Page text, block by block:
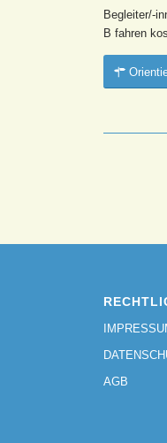
Begleiter/-
B fahren
AGB